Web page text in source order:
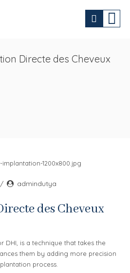
Directe des Cheveux
admindutya
des Cheveux
DHI, is a technique that takes the
them by adding more precision
process.